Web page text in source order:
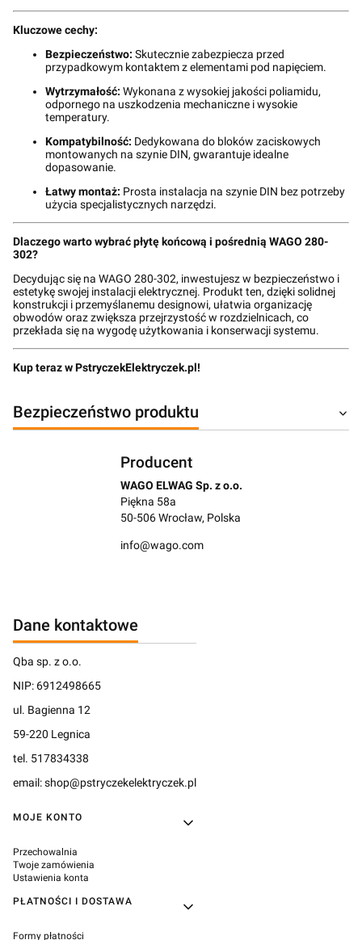
Kluczowe cechy:
Bezpieczeństwo: Skutecznie zabezpiecza przed
przypadkowym kontaktem z elementami pod napięciem.
Wytrzymałość: Wykonana z wysokiej jakości poliamidu,
odpornego na uszkodzenia mechaniczne i wysokie
temperatury.
Kompatybilność: Dedykowana do bloków zaciskowych
montowanych na szynie DIN, gwarantuje idealne
dopasowanie.
Łatwy montaż: Prosta instalacja na szynie DIN bez potrzeby
użycia specjalistycznych narzędzi.
Dlaczego warto wybrać płytę końcową i pośrednią WAGO 280-
302?
Decydując się na WAGO 280-302, inwestujesz w bezpieczeństwo i
estetykę swojej instalacji elektrycznej. Produkt ten, dzięki solidnej
konstrukcji i przemyślanemu designowi, ułatwia organizację
obwodów oraz zwiększa przejrzystość w rozdzielnicach, co
przekłada się na wygodę użytkowania i konserwacji systemu.
Kup teraz w PstryczekElektryczek.pl!
Bezpieczeństwo produktu
Producent
WAGO ELWAG Sp. z o.o.
Piękna 58a
50-506 Wrocław, Polska
info@wago.com
Dane kontaktowe
Qba sp. z o.o.
NIP: 6912498665
ul. Bagienna 12
59-220 Legnica
tel. 517834338
email: shop@pstryczekelektryczek.pl
Linki w stopce
MOJE KONTO
Przechowalnia
Twoje zamówienia
Ustawienia konta
PŁATNOŚCI I DOSTAWA
Formy płatności